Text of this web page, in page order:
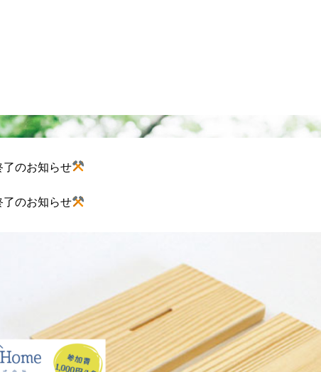
了のお知らせ
了のお知らせ